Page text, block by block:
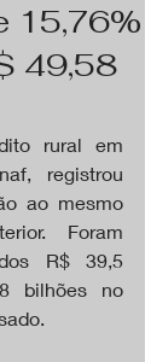
15,76%
49,58
rural em
registrou
ao mesmo
Foram
R$ 39,5
bilhões no